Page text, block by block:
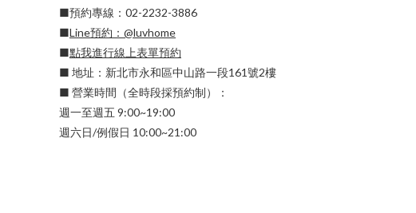
■預約專線：02-2232-3886
■Line預約： @luvhome
■點我進行線上表單預約
■ 地址：新北市永和區中山路一段161號2樓
■ 營業時間（全時段採預約制）：
週一至週五 9:00~19:00
週六日/例假日 10:00~21:00